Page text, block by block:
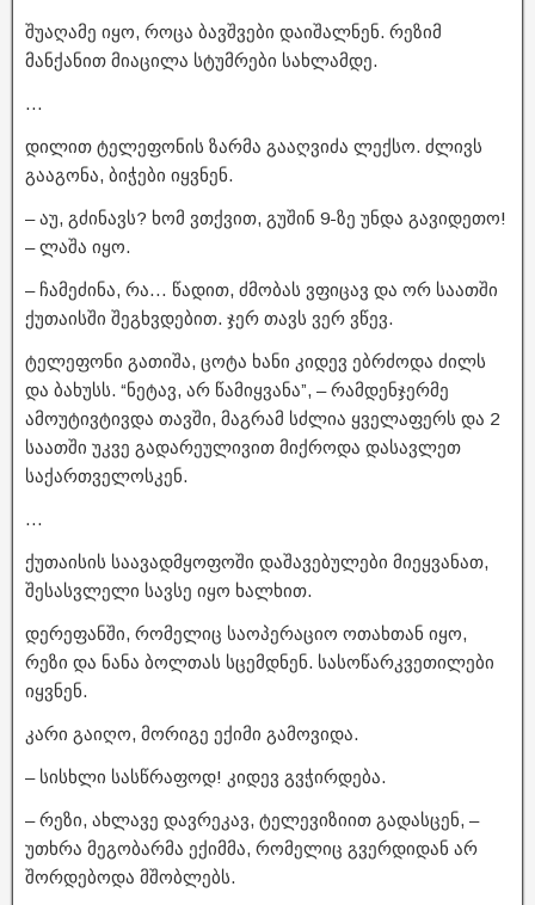
შუაღამე იყო, როცა ბავშვები დაიშალნენ. რეზიმ
მანქანით მიაცილა სტუმრები სახლამდე.
…
დილით ტელეფონის ზარმა გააღვიძა ლექსო. ძლივს
გააგონა, ბიჭები იყვნენ.
– აუ, გძინავს? ხომ ვთქვით, გუშინ 9-ზე უნდა გავიდეთო!
– ლაშა იყო.
– ჩამეძინა, რა… წადით, ძმობას ვფიცავ და ორ საათში
ქუთაისში შეგხვდებით. ჯერ თავს ვერ ვწევ.
ტელეფონი გათიშა, ცოტა ხანი კიდევ ებრძოდა ძილს
და ბახუსს. “ნეტავ, არ წამიყვანა”, – რამდენჯერმე
ამოუტივტივდა თავში, მაგრამ სძლია ყველაფერს და 2
საათში უკვე გადარეულივით მიქროდა დასავლეთ
საქართველოსკენ.
…
ქუთაისის საავადმყოფოში დაშავებულები მიეყვანათ,
შესასვლელი სავსე იყო ხალხით.
დერეფანში, რომელიც საოპერაციო ოთახთან იყო,
რეზი და ნანა ბოლთას სცემდნენ. სასოწარკვეთილები
იყვნენ.
კარი გაიღო, მორიგე ექიმი გამოვიდა.
– სისხლი სასწრაფოდ! კიდევ გვჭირდება.
– რეზი, ახლავე დავრეკავ, ტელევიზიით გადასცენ, –
უთხრა მეგობარმა ექიმმა, რომელიც გვერდიდან არ
შორდებოდა მშობლებს.